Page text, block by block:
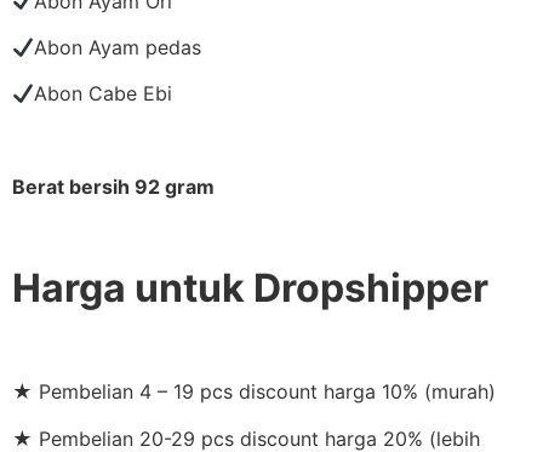
Abon Ayam pedas
Abon Cabe Ebi
Berat bersih 92 gram
Harga untuk Dropshipper
★ Pembelian 4 – 19 pcs discount harga 10% (murah)
★ Pembelian 20-29 pcs discount harga 20% (lebih